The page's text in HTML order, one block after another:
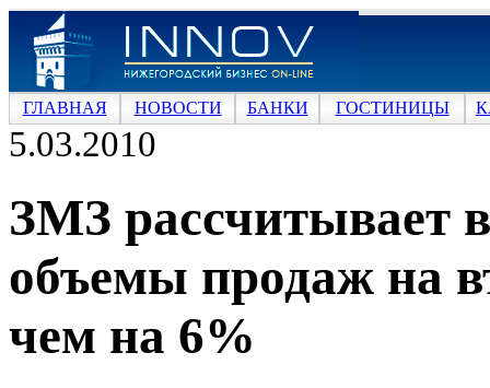
ГЛАВНАЯ НОВОСТИ БАНКИ ГОСТИНИЦЫ
5.03.2010
ЗМЗ рассчитывает
объемы продаж на
чем на 6%